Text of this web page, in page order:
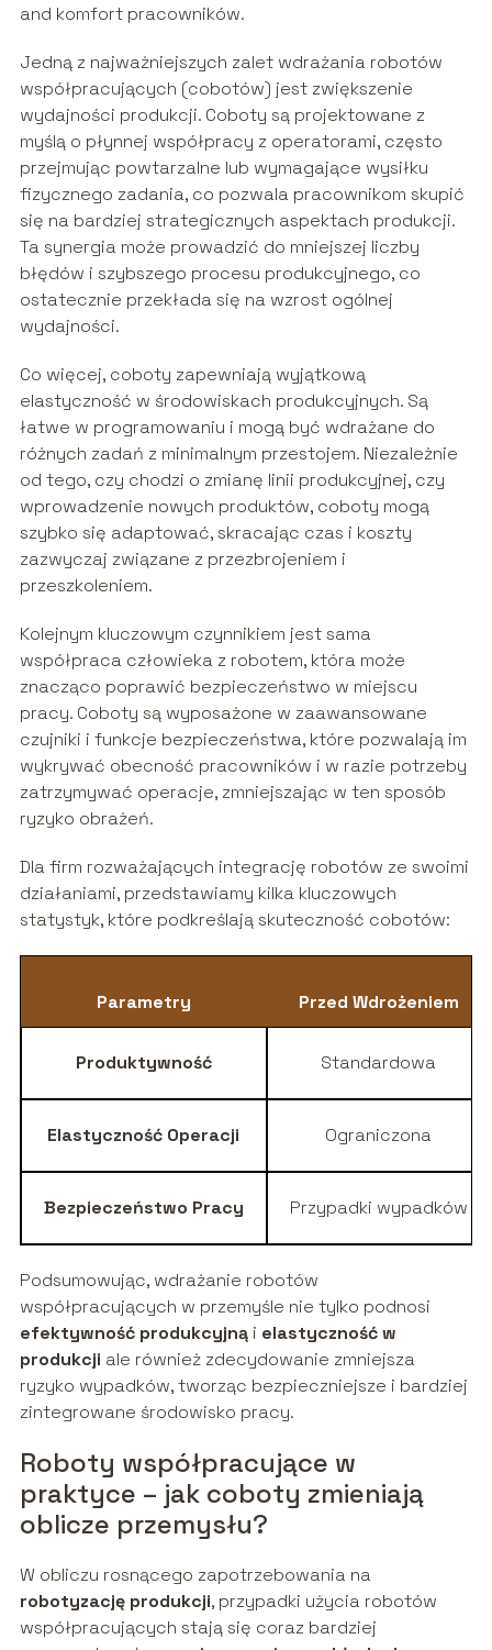
and komfort pracowników.
Jedną z najważniejszych zalet wdrażania robotów
współpracujących (cobotów) jest zwiększenie
wydajności produkcji. Coboty są projektowane z
myślą o płynnej współpracy z operatorami, często
przejmując powtarzalne lub wymagające wysiłku
fizycznego zadania, co pozwala pracownikom skupić
się na bardziej strategicznych aspektach produkcji.
Ta synergia może prowadzić do mniejszej liczby
błędów i szybszego procesu produkcyjnego, co
ostatecznie przekłada się na wzrost ogólnej
wydajności.
Co więcej, coboty zapewniają wyjątkową
elastyczność w środowiskach produkcyjnych. Są
łatwe w programowaniu i mogą być wdrażane do
różnych zadań z minimalnym przestojem. Niezależnie
od tego, czy chodzi o zmianę linii produkcyjnej, czy
wprowadzenie nowych produktów, coboty mogą
szybko się adaptować, skracając czas i koszty
zazwyczaj związane z przezbrojeniem i
przeszkoleniem.
Kolejnym kluczowym czynnikiem jest sama
współpraca człowieka z robotem, która może
znacząco poprawić bezpieczeństwo w miejscu
pracy. Coboty są wyposażone w zaawansowane
czujniki i funkcje bezpieczeństwa, które pozwalają im
wykrywać obecność pracowników i w razie potrzeby
zatrzymywać operacje, zmniejszając w ten sposób
ryzyko obrażeń.
Dla firm rozważających integrację robotów ze swoimi
działaniami, przedstawiamy kilka kluczowych
statystyk, które podkreślają skuteczność cobotów:
Parametry Przed Wdrożeniem
Produktywność Standardowa
Elastyczność Operacji Ograniczona
Bezpieczeństwo Pracy Przypadki wypadków
Podsumowując, wdrażanie robotów
współpracujących w przemyśle nie tylko podnosi
efektywność produkcyjnąi elastyczność w
produkcji ale również zdecydowanie zmniejsza
ryzyko wypadków, tworząc bezpieczniejsze i bardziej
zintegrowane środowisko pracy.
Roboty współpracujące w
praktyce – jak coboty zmieniają
oblicze przemysłu?
W obliczu rosnącego zapotrzebowania na
robotyzację produkcji, przypadki użycia robotów
współpracujących stają się coraz bardziej